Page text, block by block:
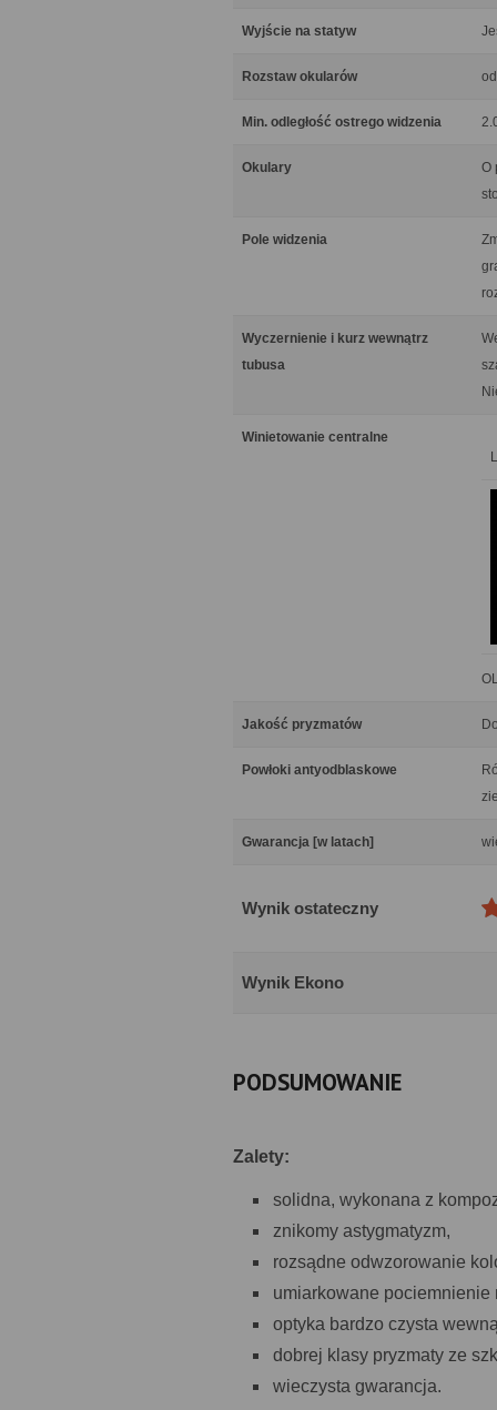
Wyjście na statyw
Rozstaw okularów
Min. odległość ostrego widzenia
Okulary
O
Pole widzenia
Wyczernienie i kurz wewnątrz
tubusa
Winietowanie centralne
Jakość pryzmatów
Powłoki antyodblaskowe
Gwarancja [w latach]
Wynik ostateczny
Wynik Ekono
PODSUMOWANIE
Zalety:
solidna, wykonana z
znikomy astygmatyzm,
rozsądne odwzorowanie
umiarkowane pociemnienie
optyka bardzo czysta
dobrej klasy pryzmaty ze
wieczysta gwarancja.